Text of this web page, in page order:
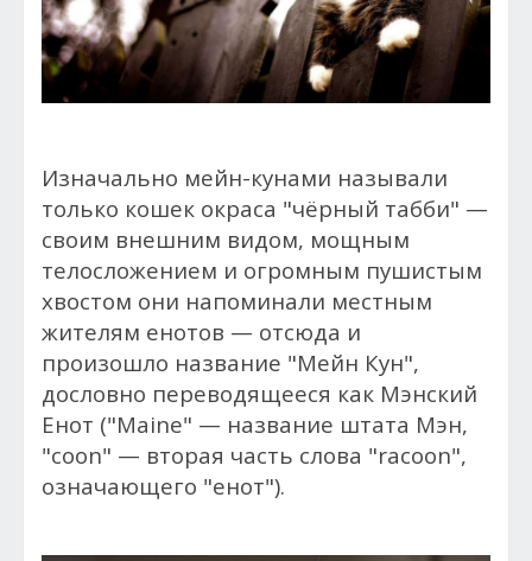
Изначально мейн-кунами называли
только кошек окраса "чёрный табби" —
своим внешним видом, мощным
телосложением и огромным пушистым
хвостом они напоминали местным
жителям енотов — отсюда и
произошло название "Мейн Кун",
дословно переводящееся как Мэнский
Енот ("Maine" — название штата Мэн,
"coon" — вторая часть слова "racoon",
означающего "енот").